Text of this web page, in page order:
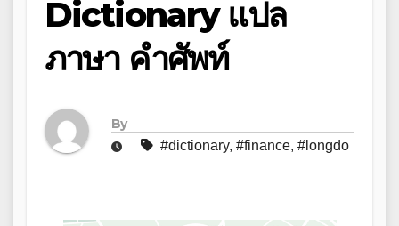
Dictionary แปล
ภาษา คำศัพท์
By
#dictionary, #finance, #longdo